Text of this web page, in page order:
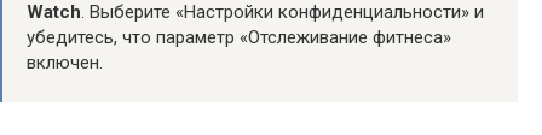
Watch. Выберите «Настройки конфиденциальности» и
убедитесь, что параметр «Отслеживание фитнеса»
включен.